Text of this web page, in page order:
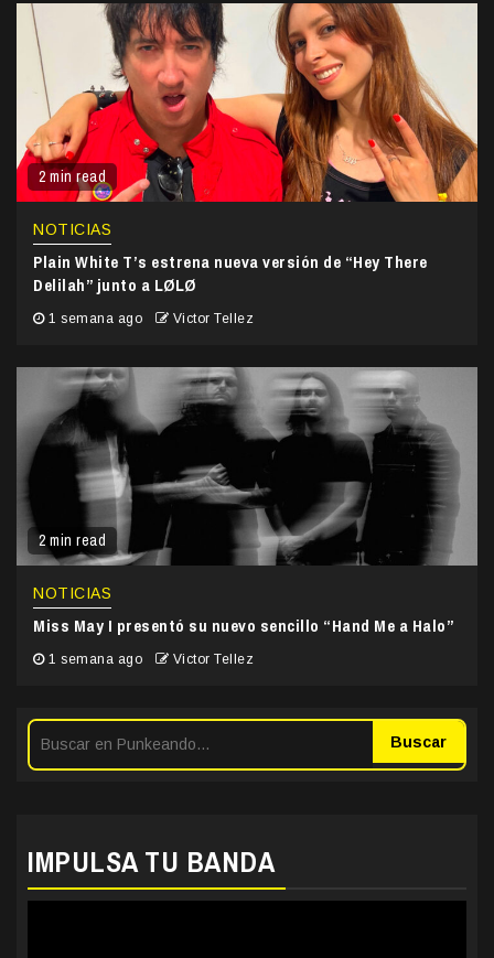
2 min read
NOTICIAS
Plain White T’s estrena nueva versión de “Hey There
Delilah” junto a LØLØ
1 semana ago Victor Tellez
2 min read
NOTICIAS
Miss May I presentó su nuevo sencillo “Hand Me a Halo”
1 semana ago Victor Tellez
Buscar
IMPULSA TU BANDA